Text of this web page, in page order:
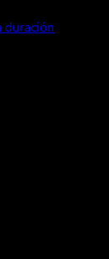
duración